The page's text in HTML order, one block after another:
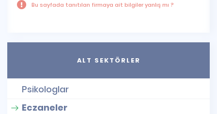
Bu sayfada tanıtılan firmaya ait bilgiler yanlış mı ?
ALT SEKTÖRLER
Psikologlar
Eczaneler